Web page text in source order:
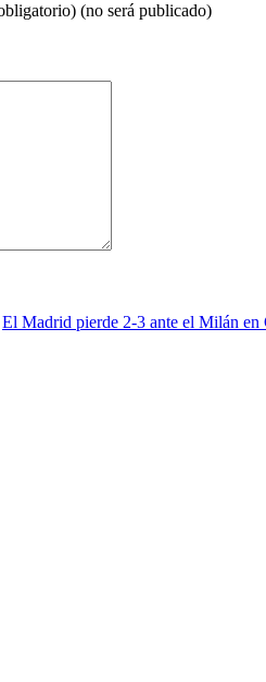
(no será publicado)
El Madrid pierde 2-3 ante el Milán en